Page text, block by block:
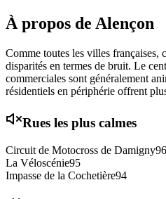
À propos de Alençon
Comme toutes les villes françaises,
disparités en termes de bruit. Le
commerciales sont généralement
résidentiels en périphérie offrent
Rues les plus calmes
Circuit de Motocross de Damigny96
La Véloscénie95
Impasse de la Cochetière94